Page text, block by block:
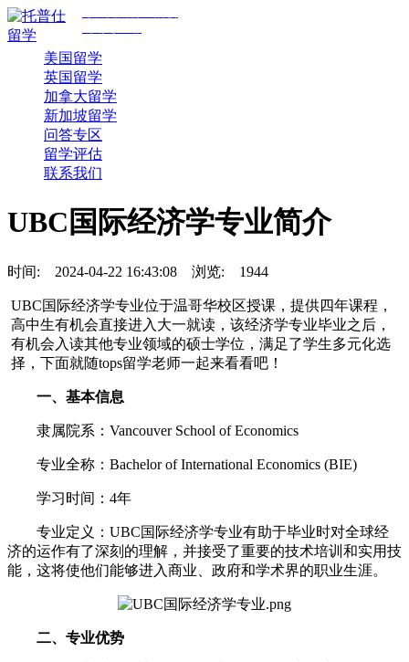
美国留学
英国留学
加拿大留学
新加坡留学
问答专区
留学评估
联系我们
UBC国际经济学专业简介
时间: 2024-04-22 16:43:08 浏览: 1944
UBC国际经济学专业位于温哥华校区授课，提供四年课程，
高中生有机会直接进入大一就读，该经济学专业毕业之后，
有机会入读其他专业领域的硕士学位，满足了学生多元化选
择，下面就随tops留学老师一起来看看吧！
一、基本信息
隶属院系：Vancouver School of Economics
专业全称：Bachelor of International Economics (BIE)
学习时间：4年
专业定义：UBC国际经济学专业有助于毕业时对全球经
济的运作有了深刻的理解，并接受了重要的技术培训和实用技
能，这将使他们能够进入商业、政府和学术界的职业生涯。
二、专业优势